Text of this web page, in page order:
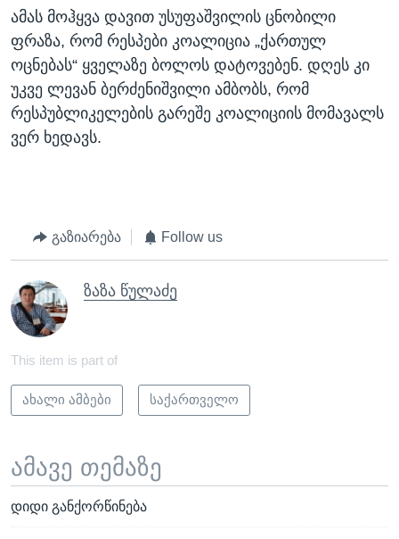
ამას მოჰყვა დავით უსუფაშვილის ცნობილი
ფრაზა, რომ რესპები კოალიცია „ქართულ
ოცნებას“ ყველაზე ბოლოს დატოვებენ. დღეს კი
უკვე ლევან ბერძენიშვილი ამბობს, რომ
რესპუბლიკელების გარეშე კოალიციის მომავალს
ვერ ხედავს.
გაზიარება Follow us
ზაზა წულაძე
This item is part of
ახალი ამბები საქართველო
ამავე თემაზე
დიდი განქორწინება